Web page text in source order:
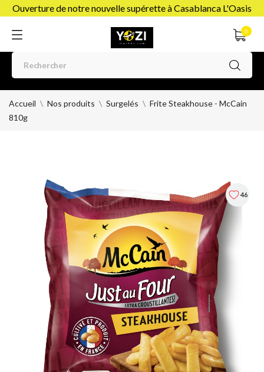
Ouverture de notre nouvelle supérette à Casablanca L'Oasis
0
Accueil Nos produits Surgelés
Frite Steakhouse - McCain
810g
46